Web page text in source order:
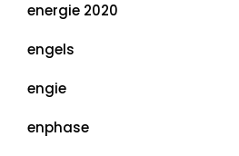
energie 2020
engels
engie
enphase